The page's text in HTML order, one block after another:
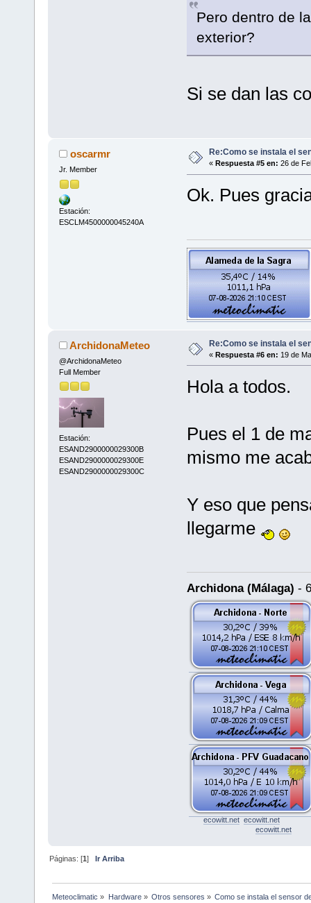
Pero dentro de
exterior?
Si se dan las
oscarmr
Jr. Member
Estación:
ESCLM4500000045240A
Re:Como se instala el
« Respuesta #5 en: 26 de
Ok. Pues
ArchidonaMeteo
@ArchidonaMeteo
Full Member
Estación:
ESAND2900000029300B
ESAND2900000029300E
ESAND2900000029300C
Re:Como se instala el
« Respuesta #6 en: 19 de
Hola a todos.
Pues el 1 de
mismo me
Y eso que
llegarme
Archidona (Málaga) -
ecowitt.net ecowitt.net
ecowitt.net
Páginas: [1]Ir Arriba
Meteoclimatic » Hardware» Otros sensores » Como se instala el sensor